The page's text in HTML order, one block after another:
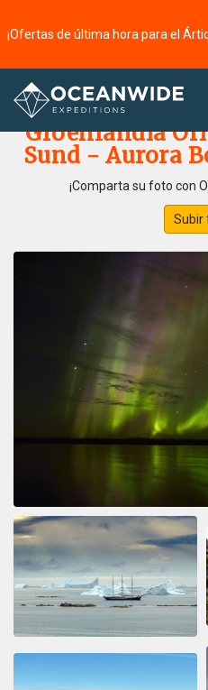
Página principal
Groenlandia
Sund - Aurora
¡Comparta su foto con
Subir